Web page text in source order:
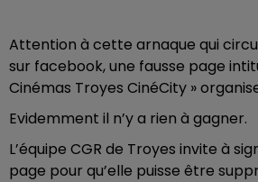
Attention à cette arnaque qui
sur facebook, une fausse page
Cinémas Troyes CinéCity »
Evidemment il n’y a rien à gagner.
L’équipe CGR de Troyes invite à
page pour qu’elle puisse être